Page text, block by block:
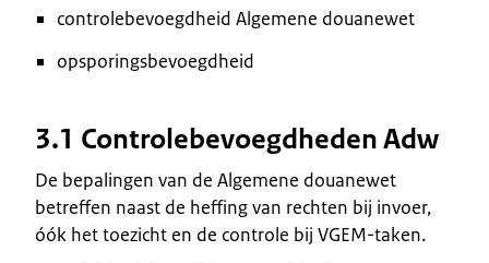
controlebevoegdheid Algemene douanewet
opsporingsbevoegdheid
3.1 Controlebevoegdheden Adw
De bepalingen van de Algemene douanewet
betreffen naast de heffing van rechten bij invoer,
óók het toezicht en de controle bij VGEM-taken.